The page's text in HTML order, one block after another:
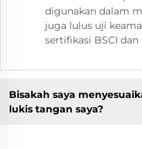
digunakan dalam
juga lulus uji
sertifikasi BSCI dan
Bisakah saya
lukis tangan saya?